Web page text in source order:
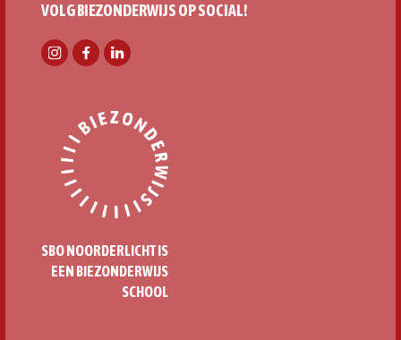
VOLG BIEZONDERWIJS OP SOCIAL!
SBO NOORDERLICHT IS
EEN BIEZONDERWIJS
SCHOOL